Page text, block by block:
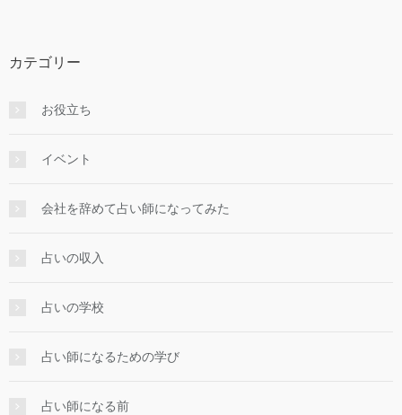
カテゴリー
お役立ち
イベント
会社を辞めて占い師になってみた
占いの収入
占いの学校
占い師になるための学び
占い師になる前